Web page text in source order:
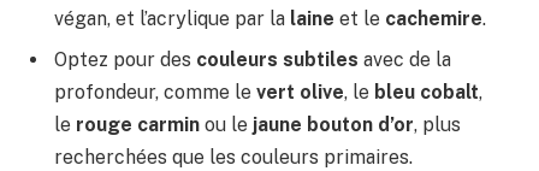
végan, et l’acrylique par la laine et le cachemire.
Optez pour des couleurs subtiles avec de la
profondeur, comme le vert olive, le bleu cobalt,
le rouge carmin ou le jaune bouton d’or, plus
recherchées que les couleurs primaires.